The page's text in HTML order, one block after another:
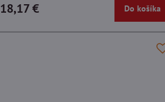
18,17 € Do košíka